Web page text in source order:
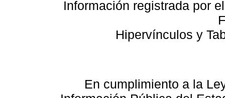
Información registrada por
Hipervínculos y
En cumplimiento a la